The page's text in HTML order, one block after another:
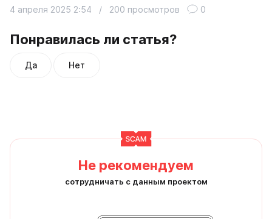
Понравилась ли статья?
Да Нет
4 апреля 2025 2:54 / 200 просмотров 0
Не рекомендуем
сотрудничать с данным проектом